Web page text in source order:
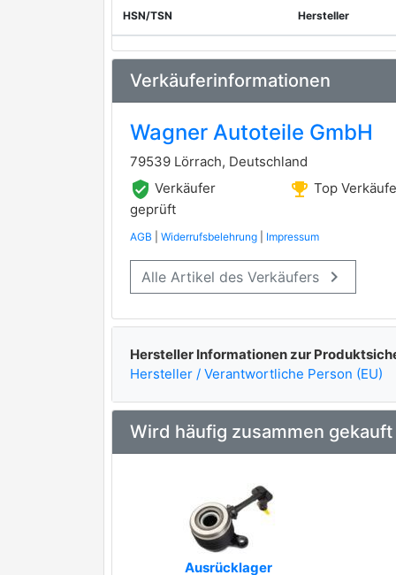
NUOVA TECNODELTA
SAMKO
WAGNER
HSN/TSN Hersteller
Verkäuferinformationen
Wagner Autoteile GmbH
79539 Lörrach, Deutschland
verified_user Verkäufer
geprüft
emoji_events Top
AGB Widerrufsbelehrung Impressum
Alle Artikel des Verkäufers keyboard_arrow_right
Hersteller Informationen zur
Hersteller / Verantwortliche Person (EU)
Wird häufig zusammen gekauft
Ausrücklager